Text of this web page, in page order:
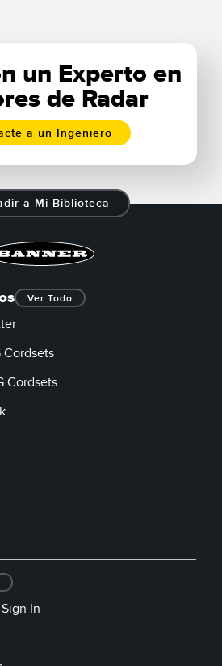
un Experto en
de Radar
a un Ingeniero
a Mi Biblioteca
Ver Todo
Cordsets
Cordsets
In